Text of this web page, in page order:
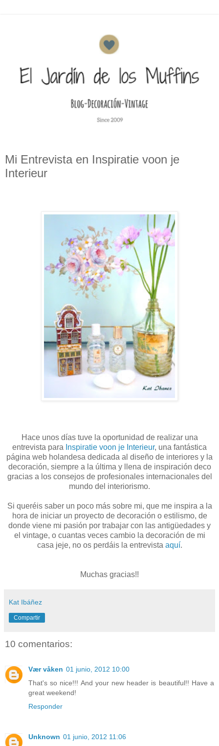
Mi Entrevista en Inspiratie voon je
Interieur
Hace unos días tuve la oportunidad de realizar una
entrevista para Inspiratie voon je Interieur, una fantástica
página web holandesa dedicada al diseño de interiores y la
decoración, siempre a la última y llena de inspiración deco
gracias a los consejos de profesionales internacionales del
mundo del interiorismo.
Si queréis saber un poco más sobre mi, que me inspira a la
hora de iniciar un proyecto de decoración o estilismo, de
donde viene mi pasión por trabajar con las antigüedades y
el vintage, o cuantas veces cambio la decoración de mi
casa jeje, no os perdáis la entrevista aquí.
Muchas gracias!!
Kat Ibáñez
Compartir
10 comentarios:
Vær våken 01 junio, 2012 10:00
That's so nice!!! And your new header is beautiful!! Have a
great weekend!
Responder
Unknown 01 junio, 2012 11:06